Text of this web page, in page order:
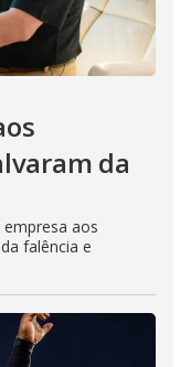
da
aos
falência e